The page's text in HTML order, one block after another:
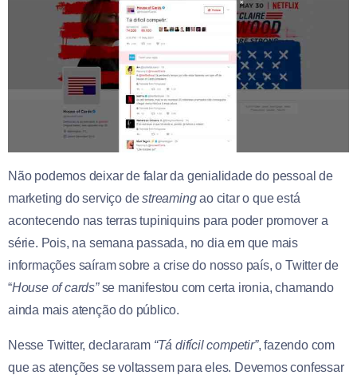
Não podemos deixar de falar da genialidade do pessoal de
marketing do serviço destreamingao citar o que está
acontecendo nas terras tupiniquins para poder promover a
série. Pois, na semana passada, no dia em que mais
informações saíram sobre a crise do nosso país, o Twitter de
“House of cards”se manifestou com certa ironia, chamando
ainda mais atenção do público.
Nesse Twitter, declararam “Tá difícil competir”, fazendo com
que as atenções se voltassem para eles. Devemos confessar